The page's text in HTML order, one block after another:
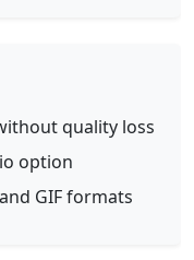
quality loss
option
GIF formats